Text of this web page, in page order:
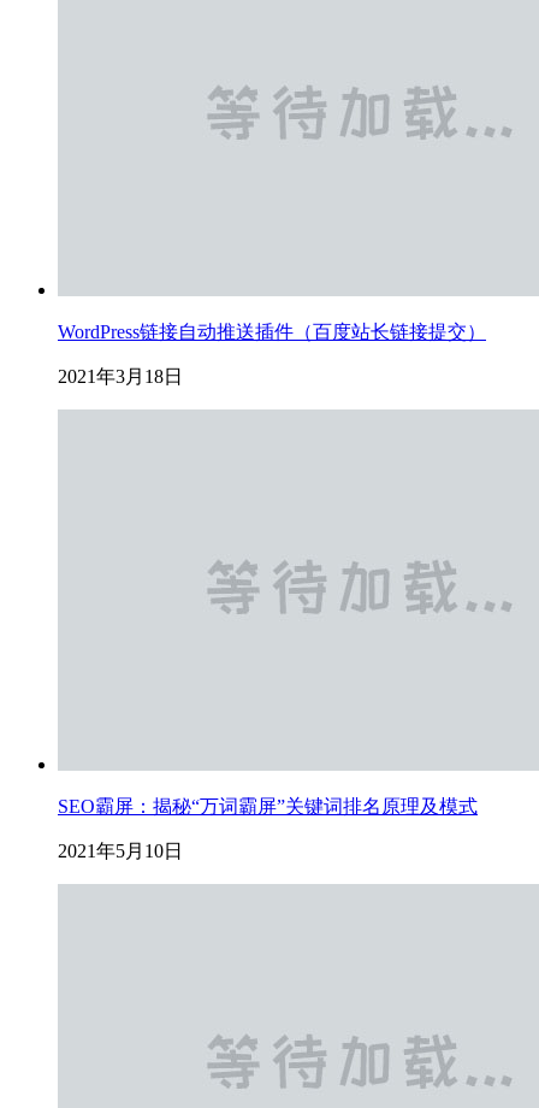
WordPress链接自动推送插件（百度站长链接提交）
2021年3月18日
SEO霸屏：揭秘“万词霸屏”关键词排名原理及模式
2021年5月10日